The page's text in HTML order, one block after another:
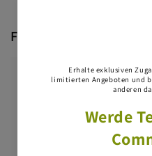
Fragen & Antworten
Haben Sie eine Frage?
Eine Frage stellen